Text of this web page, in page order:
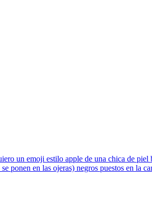
un emoji estilo apple de una chica de
ponen en las ojeras) negros puestos en la